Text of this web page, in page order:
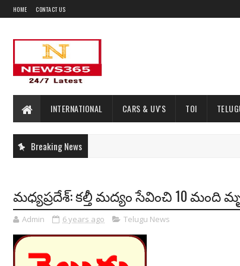
HOME CONTACT US
INTERNATIONAL CARS & UV'S TOI
Breaking News
మధ్యప్రదేశ్: కల్తీ మద్యం సేవించి 10 మంది
Admin 6 years ago Telugu News